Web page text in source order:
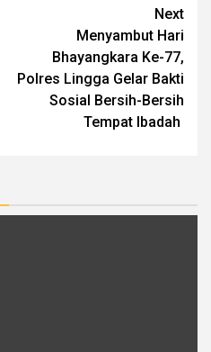
Next
Menyambut Hari
Bhayangkara Ke-77,
Polres Lingga Gelar Bakti
Sosial Bersih-Bersih
Tempat Ibadah